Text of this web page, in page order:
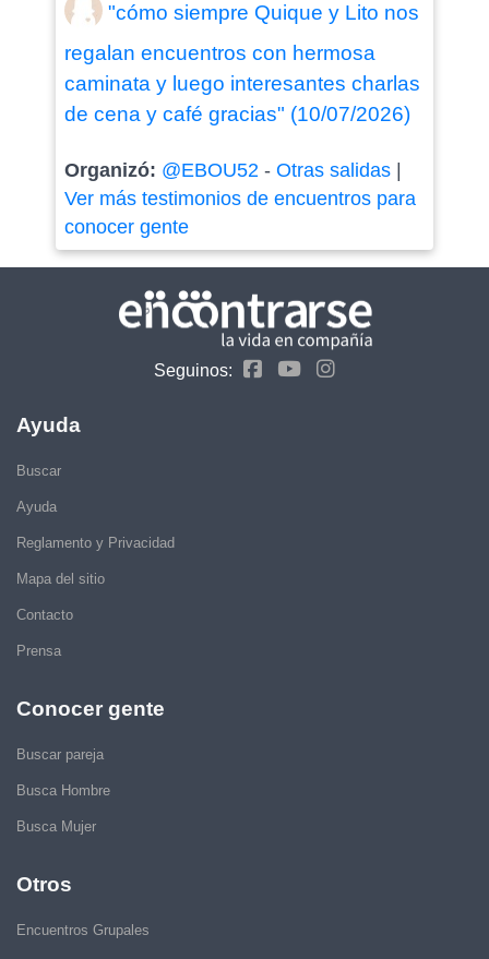
"cómo siempre Quique y Lito nos
regalan encuentros con hermosa
caminata y luego interesantes charlas
de cena y café gracias" (10/07/2026)
Organizó: @EBOU52 - Otras salidas|
Ver más testimonios de encuentros para
conocer gente
Seguinos:
Ayuda
Buscar
Ayuda
Reglamento y Privacidad
Mapa del sitio
Contacto
Prensa
Conocer gente
Buscar pareja
Busca Hombre
Busca Mujer
Otros
Encuentros Grupales